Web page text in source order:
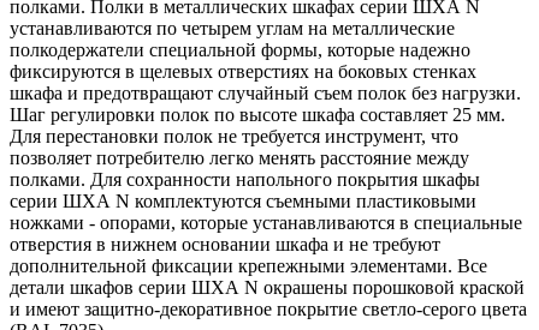
полками. Полки в металлических шкафах серии ШХА N
устанавливаются по четырем углам на металлические
полкодержатели специальной формы, которые надежно
фиксируются в щелевых отверстиях на боковых стенках
шкафа и предотвращают случайный съем полок без нагрузки.
Шаг регулировки полок по высоте шкафа составляет 25 мм.
Для перестановки полок не требуется инструмент, что
позволяет потребителю легко менять расстояние между
полками. Для сохранности напольного покрытия шкафы
серии ШХА N комплектуются съемными пластиковыми
ножками - опорами, которые устанавливаются в специальные
отверстия в нижнем основании шкафа и не требуют
дополнительной фиксации крепежными элементами. Все
детали шкафов серии ШХА N окрашены порошковой краской
и имеют защитно-декоративное покрытие светло-серого цвета